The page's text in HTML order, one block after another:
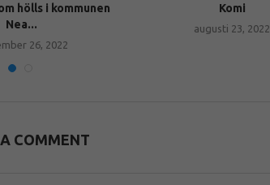
hölls i kommunen
Nea...
26, 2022
Komi
augusti 23, 2022
COMMENT